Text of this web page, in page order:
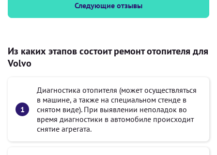
Следующие отзывы
Из каких этапов состоит ремонт отопителя для
Volvo
Диагностика отопителя (может осуществляться
в машине, а также на специальном стенде в
снятом виде). При выявлении неполадок во
время диагностики в автомобиле происходит
снятие агрегата.